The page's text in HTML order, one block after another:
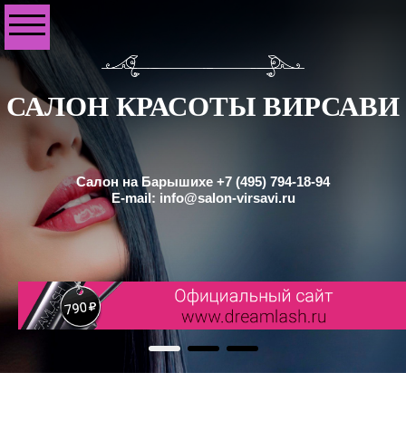
САЛОН КРАСОТЫ ВИРСАВИ
Салон на Барышихе +7 (495) 794-18-94
E-mail: info@salon-virsavi.ru